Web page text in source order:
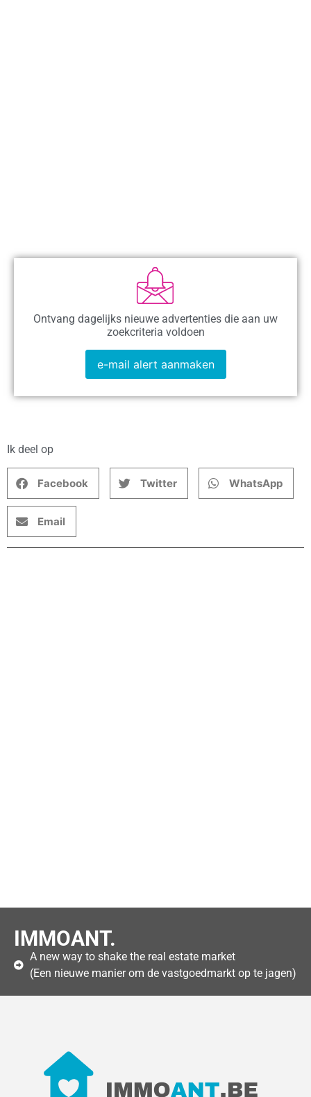
Ontvang dagelijks nieuwe advertenties die aan uw
zoekcriteria voldoen
e-mail alert aanmaken
Ik deel op
Facebook Twitter WhatsApp
Email
IMMOANT.
A new way to shake the real estate market
(Een nieuwe manier om de vastgoedmarkt op te jagen)